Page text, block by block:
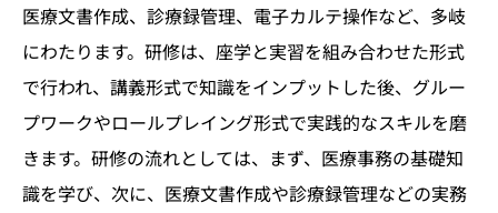
医療文書作成、診療録管理、電子カルテ操作など、多岐
にわたります。研修は、座学と実習を組み合わせた形式
で行われ、講義形式で知識をインプットした後、グルー
プワークやロールプレイング形式で実践的なスキルを磨
きます。研修の流れとしては、まず、医療事務の基礎知
識を学び、次に、医療文書作成や診療録管理などの実務